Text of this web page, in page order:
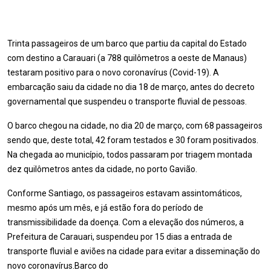
Trinta passageiros de um barco que partiu da capital do Estado
com destino a Carauari (a 788 quilômetros a oeste de Manaus)
testaram positivo para o novo coronavírus (Covid-19). A
embarcação saiu da cidade no dia 18 de março, antes do decreto
governamental que suspendeu o transporte fluvial de pessoas.
O barco chegou na cidade, no dia 20 de março, com 68 passageiros
sendo que, deste total, 42 foram testados e 30 foram positivados.
Na chegada ao município, todos passaram por triagem montada
dez quilômetros antes da cidade, no porto Gavião.
Conforme Santiago, os passageiros estavam assintomáticos,
mesmo após um mês, e já estão fora do período de
transmissibilidade da doença. Com a elevação dos números, a
Prefeitura de Carauari, suspendeu por 15 dias a entrada de
transporte fluvial e aviões na cidade para evitar a disseminação do
novo coronavírus.Barco do